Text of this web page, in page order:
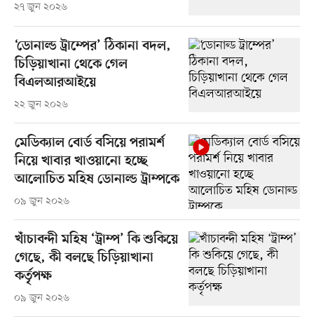
২৭ জুন ২০২৬
‘ডোনাল্ড ট্রাম্পের’ ঠিকানা বদল,
চিড়িয়াখানা থেকে গেল
বিএলআরআইয়ে
২২ জুন ২০২৬
মেডিক্যাল বোর্ড বসিয়ে পরামর্শ
নিয়ে খাবার খাওয়ানো হচ্ছে
আলোচিত মহিষ ডোনাল্ড ট্রাম্পকে
০৯ জুন ২০২৬
খাঁচাবন্দী মহিষ ‘ট্রাম্প’ কি শুকিয়ে
গেছে, কী বলছে চিড়িয়াখানা
কর্তৃপক্ষ
০৯ জুন ২০২৬